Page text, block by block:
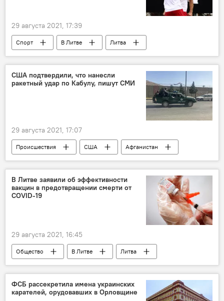
29 августа 2021, 17:39
Спорт В Литве
Литва
баскетбол
США подтвердили, что нанесли
ракетный удар по Кабулу, пишут СМИ
29 августа 2021, 17:07
Происшествия США
Афганистан
Кабул
В Литве заявили об эффективности
вакцин в предотвращении смерти от
COVID-19
29 августа 2021, 16:45
Общество В Литве
Литва
коронавирус
Пандемия коронавируса в Литве и других странах
ФСБ рассекретила имена украинских
карателей, орудовавших в Орловщине